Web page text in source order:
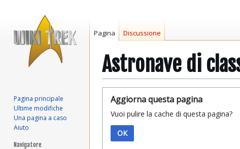
Astronave di
alla
navigazione
alla
ricerca
Aggiorna questa pagina
Vuoi pulire la cache di questa pagina?
OK
Pagina Discussione
Pagina principale
Ultime modifiche
Una pagina a caso
Aiuto
Navigatore